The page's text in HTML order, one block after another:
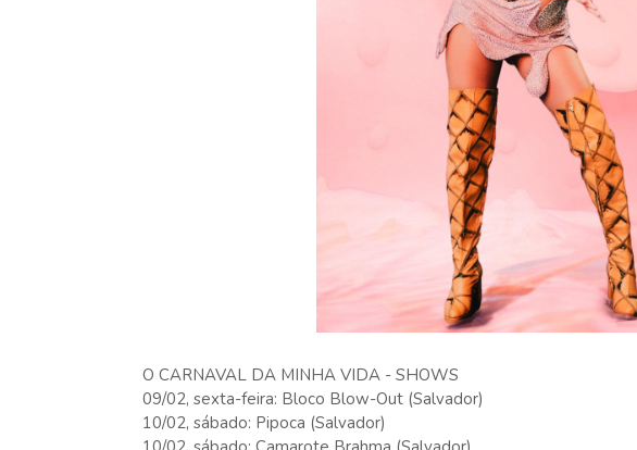
O CARNAVAL DA MINHA VIDA - SHOWS
09/02, sexta-feira: Bloco Blow-Out (Salvador)
10/02, sábado: Pipoca (Salvador)